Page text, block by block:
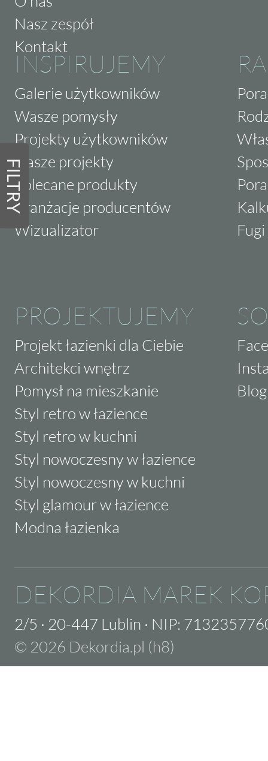
FILTRY
Nasz zespół
Kontakt
INSPIRUJEMY
Galerie użytkowników
Wasze pomysły
Projekty użytkowników
Nasze projekty
Polecane produkty
Aranżacje producentów
Wizualizator
PROJEKTUJEMY
Projekt łazienki dla Ciebie
Architekci wnętrz
Pomysł na mieszkanie
Styl retro w łazience
Styl retro w kuchni
Styl nowoczesny w łazience
Styl nowoczesny w kuchni
Styl glamour w łazience
Modna łazienka
Blog
DEKORDIA MAREK
2/5 · 20-447 Lublin · NIP:
© 2026 Dekordia.pl (h8)